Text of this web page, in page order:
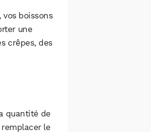
boissons
une
crêpes, des
quantité de
le